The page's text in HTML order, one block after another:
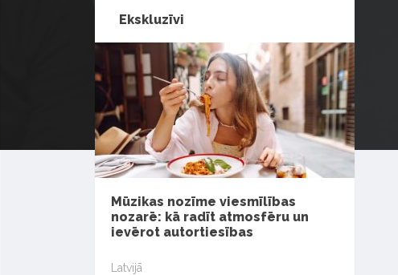
Ekskluzīvi
Mūzikas nozīme viesmīlības
nozarē: kā radīt atmosfēru un
ievērot autortiesības
Latvijā